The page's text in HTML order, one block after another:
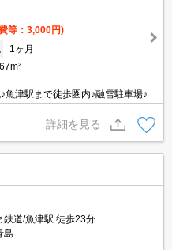
等：3,000円)
1ヶ月
魚津駅まで徒歩圏内♪融雪駐車場♪
詳細を見る
鉄道/魚津駅 徒歩23分
島